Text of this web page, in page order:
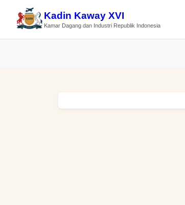
Kadin Kaway XVI
Kamar Dagang dan Industri Republik Indonesia